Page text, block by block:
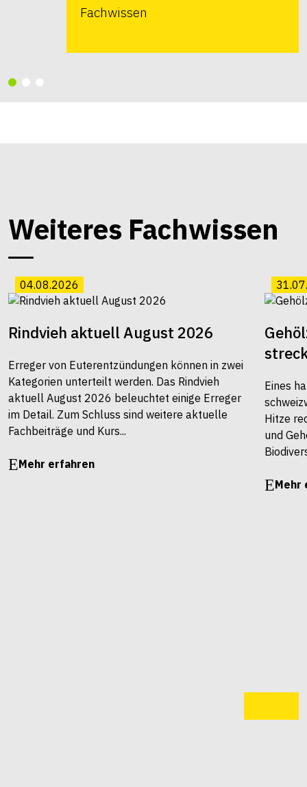
Fachwissen
Weiteres Fachwissen
04.08.2026
Rindvieh aktuell August 2026
Erreger von Euterentzündungen können in zwei
Kategorien unterteilt werden. Das Rindvieh
aktuell August 2026 beleuchtet einige Erreger
im Detail. Zum Schluss sind weitere aktuelle
Fachbeiträge und Kurs...
Mehr erfahren
Eines
Hitze
und
Mehr